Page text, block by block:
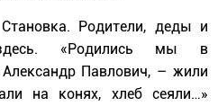
Родители, деды и
«Родились мы в
Александр Павлович, – жили
на конях, хлеб сеяли…»